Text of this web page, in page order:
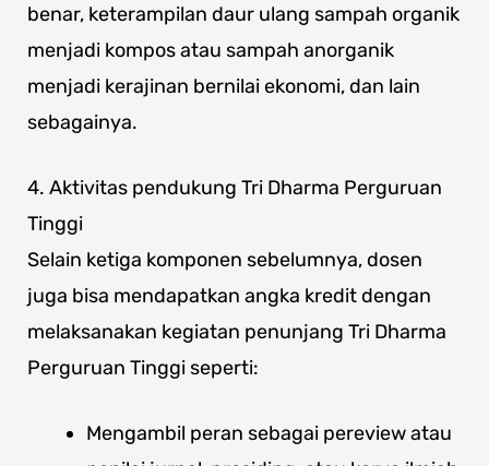
benar, keterampilan daur ulang sampah organik
menjadi kompos atau sampah anorganik
menjadi kerajinan bernilai ekonomi, dan lain
sebagainya.
4. Aktivitas pendukung Tri Dharma Perguruan
Tinggi
Selain ketiga komponen sebelumnya, dosen
juga bisa mendapatkan angka kredit dengan
melaksanakan kegiatan penunjang Tri Dharma
Perguruan Tinggi seperti:
Mengambil peran sebagai pereview atau